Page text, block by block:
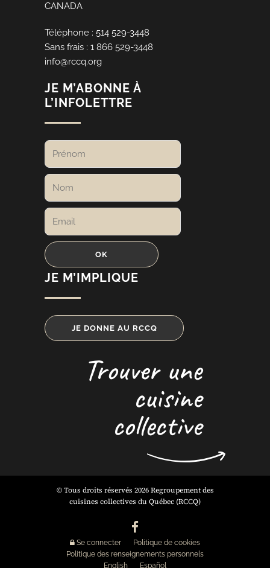
CANADA
Téléphone : 514 529-3448
Sans frais : 1 866 529-3448
info@rccq.org
JE M’ABONNE À
L’INFOLETTRE
JE M’IMPLIQUE
JE DONNE AU RCCQ
Trouver une
cuisine
collective
© Tous droits réservés 2026 Regroupement des
cuisines collectives du Québec (RCCQ)
Se connecter
Politique de cookies
Politique des renseignements personnels
English
Español